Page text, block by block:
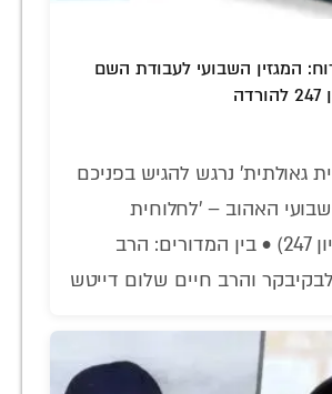
המגזין השבועי לעבודת השם
גאולתית' נרגש להגיש בפניכם
האהוב – 'לחלוחית
חסידית' (גיליון 247) • בין המדורים: הרב
והרב חיים שלום דייטש